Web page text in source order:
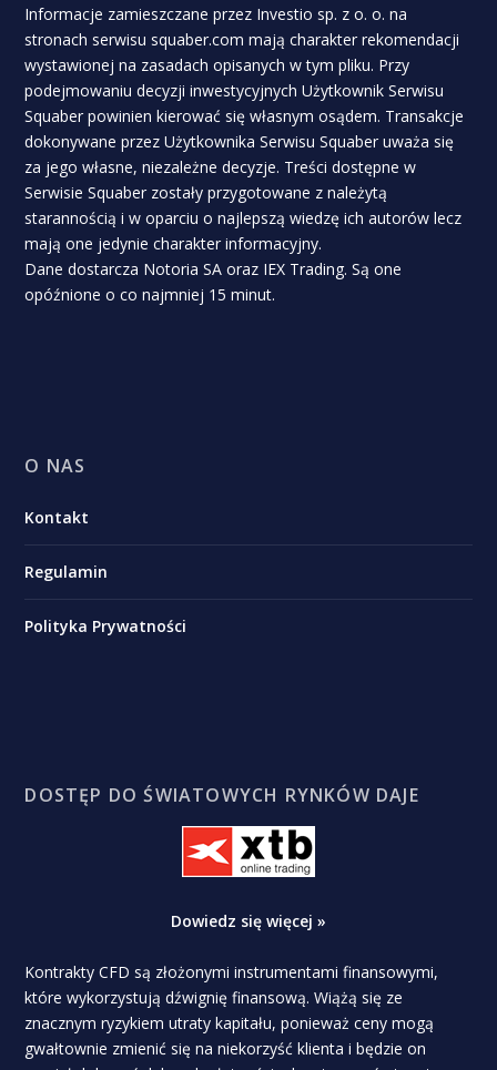
Informacje zamieszczane przez Investio sp. z o. o. na
stronach serwisu squaber.com mają charakter rekomendacji
wystawionej na zasadach opisanych w tym pliku. Przy
podejmowaniu decyzji inwestycyjnych Użytkownik Serwisu
Squaber powinien kierować się własnym osądem. Transakcje
dokonywane przez Użytkownika Serwisu Squaber uważa się
za jego własne, niezależne decyzje. Treści dostępne w
Serwisie Squaber zostały przygotowane z należytą
starannością i w oparciu o najlepszą wiedzę ich autorów lecz
mają one jedynie charakter informacyjny.
Dane dostarcza Notoria SA oraz IEX Trading. Są one
opóźnione o co najmniej 15 minut.
O NAS
Kontakt
Regulamin
Polityka Prywatności
DOSTĘP DO ŚWIATOWYCH RYNKÓW DAJE
Dowiedz się więcej »
Kontrakty CFD są złożonymi instrumentami finansowymi,
które wykorzystują dźwignię finansową. Wiążą się ze
znacznym ryzykiem utraty kapitału, ponieważ ceny mogą
gwałtownie zmienić się na niekorzyść klienta i będzie on